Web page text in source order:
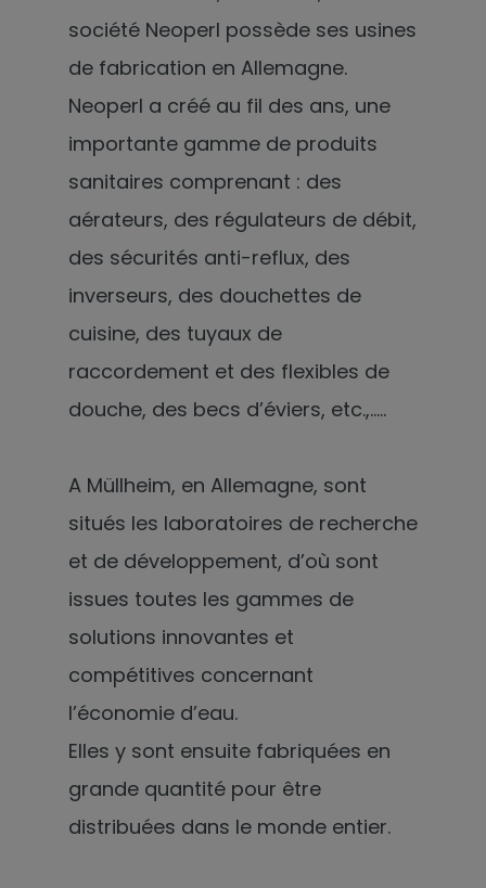
société Neoperl possède ses usines
de fabrication en Allemagne.
Neoperl a créé au fil des ans, une
importante gamme de produits
sanitaires comprenant : des
aérateurs, des régulateurs de débit,
des sécurités anti-reflux, des
inverseurs, des douchettes de
cuisine, des tuyaux de
raccordement et des flexibles de
douche, des becs d’éviers, etc.,…..
A Müllheim, en Allemagne, sont
situés les laboratoires de recherche
et de développement, d’où sont
issues toutes les gammes de
solutions innovantes et
compétitives concernant
l’économie d’eau.
Elles y sont ensuite fabriquées en
grande quantité pour être
distribuées dans le monde entier.